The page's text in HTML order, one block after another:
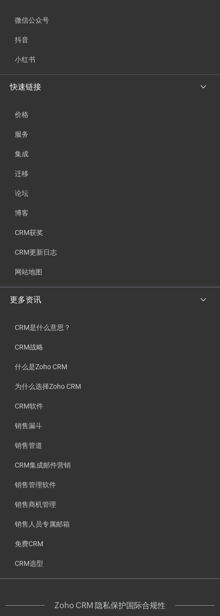
微信公众号
抖音
小红书
快速链接
价格
服务
集成
迁移
论坛
博客
CRM获奖
CRM更新日志
网站地图
更多资讯
CRM是什么意思？
CRM战略
什么是Zoho CRM
为什么选择Zoho CRM
CRM软件
销售漏斗
销售管道
CRM集成邮件营销
销售管理软件
销售商机管理
销售人员专属邮箱
免费CRM
CRM选型
Zoho CRM 隐私保护国际合规性